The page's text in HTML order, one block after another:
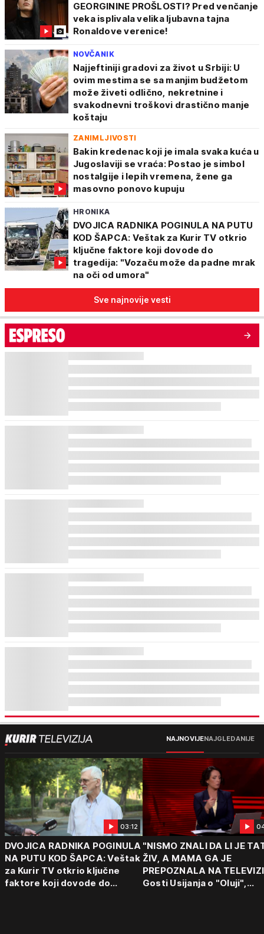
GEORGININE PROŠLOSTI? Pred venčanje
veka isplivala velika ljubavna tajna
Ronaldove verenice!
NOVČANIK
Najjeftiniji gradovi za život u Srbiji: U
ovim mestima se sa manjim budžetom
može živeti odlično, nekretnine i
svakodnevni troškovi drastično manje
koštaju
ZANIMLJIVOSTI
Bakin kredenac koji je imala svaka kuća u
Jugoslaviji se vraća: Postao je simbol
nostalgije i lepih vremena, žene ga
masovno ponovo kupuju
HRONIKA
DVOJICA RADNIKA POGINULA NA PUTU
KOD ŠAPCA: Veštak za Kurir TV otkrio
ključne faktore koji dovode do
tragedija: "Vozaču može da padne mrak
na oči od umora"
Sve najnovije vesti
NAJNOVIJENAJGLEDANIJE
03:12
DVOJICA RADNIKA POGINULA
NA PUTU KOD ŠAPCA: Veštak
za Kurir TV otkrio ključne
faktore koji dovode do
"NISMO ZNALI DA LI JE
ŽIV, A MAMA GA JE
PREPOZNALA NA
Gosti Usijanja o "Oluji",